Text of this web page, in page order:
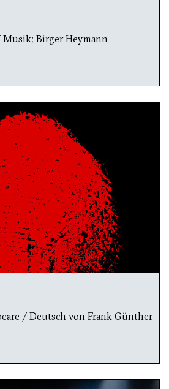
Birger Heymann
/ Deutsch von Frank Günther